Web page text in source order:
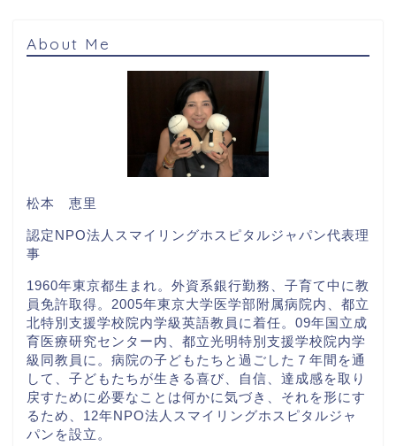
About Me
松本 恵里
認定NPO法人スマイリングホスピタルジャパン代表理
事
1960年東京都生まれ。外資系銀行勤務、子育て中に教
員免許取得。2005年東京大学医学部附属病院内、都立
北特別支援学校院内学級英語教員に着任。09年国立成
育医療研究センター内、都立光明特別支援学校院内学
級同教員に。病院の子どもたちと過ごした７年間を通
して、子どもたちが生きる喜び、自信、達成感を取り
戻すために必要なことは何かに気づき、それを形にす
るため、12年NPO法人スマイリングホスピタルジャ
パンを設立。